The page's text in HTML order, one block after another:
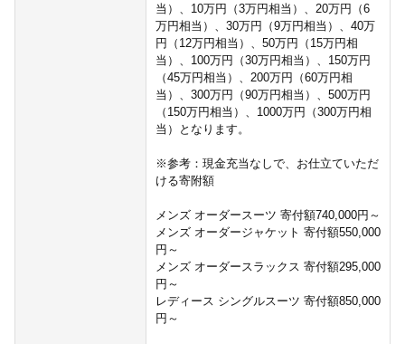
当）、10万円（3万円相当）、20万円（6
万円相当）、30万円（9万円相当）、40万
円（12万円相当）、50万円（15万円相
当）、100万円（30万円相当）、150万円
（45万円相当）、200万円（60万円相
当）、300万円（90万円相当）、500万円
（150万円相当）、1000万円（300万円相
当）となります。
※参考：現金充当なしで、お仕立ていただ
ける寄附額
メンズ オーダースーツ 寄付額740,000円～
メンズ オーダージャケット 寄付額550,000
円～
メンズ オーダースラックス 寄付額295,000
円～
レディース シングルスーツ 寄付額850,000
円～